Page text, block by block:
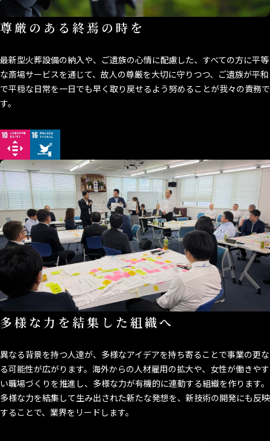
尊厳のある終焉の時を
最新型火葬設備の納入や、ご遺族の心情に配慮した、すべての方に平等
な斎場サービスを通じて、故人の尊厳を大切に守りつつ、ご遺族が平和
で平穏な日常を一日でも早く取り戻せるよう努めることが我々の責務で
す。
多様な力を結集した組織へ
異なる背景を持つ人達が、多様なアイデアを持ち寄ることで事業の更な
る可能性が広がります。海外からの人材雇用の拡大や、女性が働きやす
い職場づくりを推進し、多様な力が有機的に連動する組織を作ります。
多様な力を結集して生み出された新たな発想を、新技術の開発にも反映
することで、業界をリードします。